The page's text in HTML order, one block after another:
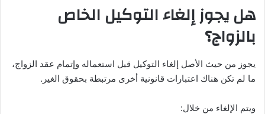
هل يجوز إلغاء التوكيل الخاص
بالزواج؟
يجوز من حيث الأصل إلغاء التوكيل قبل استعماله وإتمام عقد الزواج،
ما لم تكن هناك اعتبارات قانونية أخرى مرتبطة بحقوق الغير.
ويتم الإلغاء من خلال: